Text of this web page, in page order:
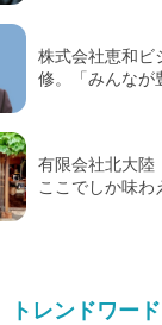
株式会社恵和ビ
修。「みんなが
有限会社北大陸
ここでしか味わ
トレンドワード